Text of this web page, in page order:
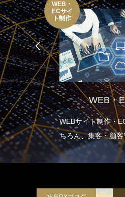
い切っ
。
WEB・
ECサイ
ト制作
WEB・
WEBサイト制作・
ちろん、集客・顧
理・在庫管理など
に重点を置いた設